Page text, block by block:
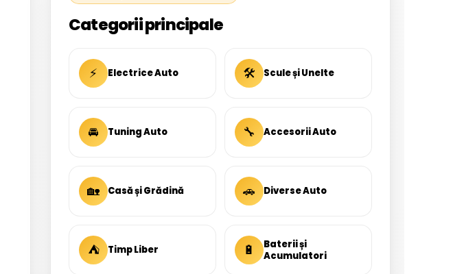
Categorii principale
⚡ Electrice Auto 🛠 Scule și Unelte
🚘 Tuning Auto 🔧 Accesorii Auto
🏡 Casă și Grădină 🚗 Diverse Auto
⛺ Timp Liber 🔋
Baterii și
Acumulatori